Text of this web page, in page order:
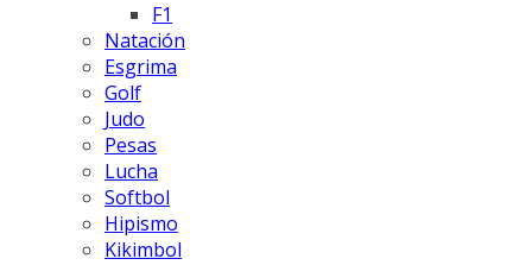
F1
Natación
Esgrima
Golf
Judo
Pesas
Lucha
Softbol
Hipismo
Kikimbol